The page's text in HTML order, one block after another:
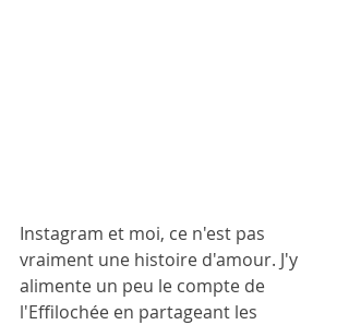
Instagram et moi, ce n'est pas
vraiment une histoire d'amour. J'y
alimente un peu le compte de
l'Effilochée en partageant les